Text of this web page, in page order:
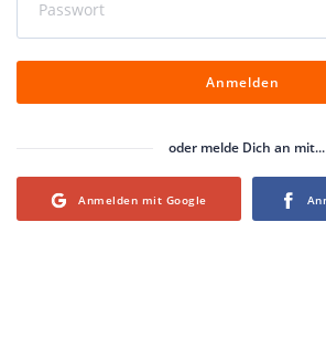
Passwort
Anmelden
oder melde Dich an mit...
Login with Google